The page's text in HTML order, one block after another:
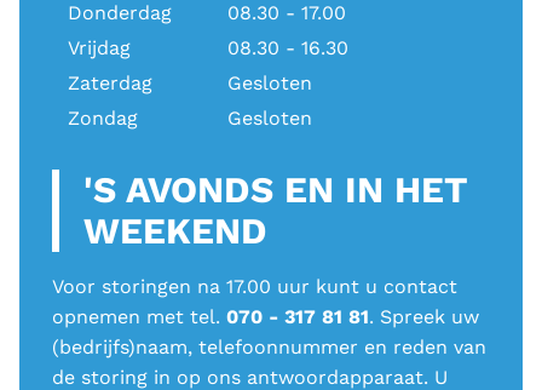
Donderdag
08.30 - 17.00
Vrijdag
08.30 - 16.30
Zaterdag
Gesloten
Zondag
Gesloten
'S AVONDS EN IN HET
WEEKEND
Voor storingen na 17.00 uur kunt u contact
opnemen met tel. 070 - 317 81 81. Spreek uw
(bedrijfs)naam, telefoonnummer en reden van
de storing in op ons antwoordapparaat. U